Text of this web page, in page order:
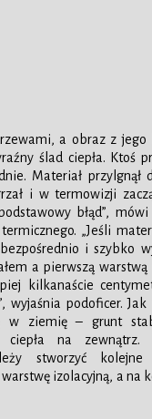
a obraz z
ślad ciepła. Ktoś
Materiał przylgnął
i w termowizji
błąd”,
„Jeśli
i szybko
a pierwszą
kilkanaście
wyjaśnia podoficer.
w ziemię – grunt
ciepła na
stworzyć kolejne
izolacyjną, a na